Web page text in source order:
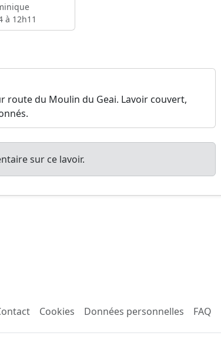
à 12h11
route du Moulin du Geai. Lavoir couvert,
sur ce lavoir.
Cookies Données personnelles FAQ